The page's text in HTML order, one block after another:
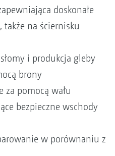
doskonałe
także na ściernisku
i produkcja gleby
brony
za pomocą wału
bezpieczne wschody
w porównaniu z